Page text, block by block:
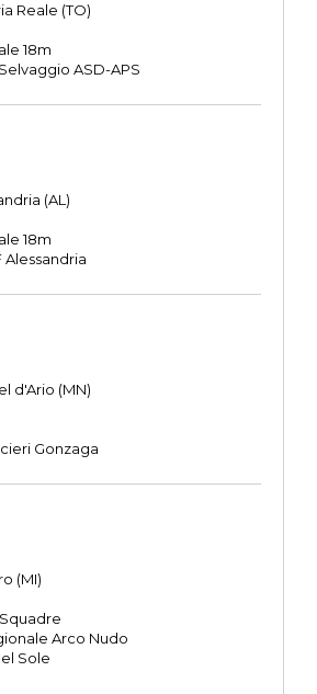
Reale (TO)
18m
ASD-APS
(AL)
18m
Alessandria
d'Ario (MN)
Gonzaga
(MI)
Arco Nudo
Sole